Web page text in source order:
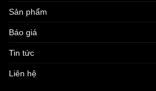
Sản phẩm
Báo giá
Tin tức
Liên hệ